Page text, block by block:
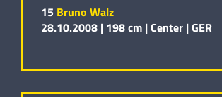
15 Bruno Walz
28.10.2008 | 198 cm |Center |GER